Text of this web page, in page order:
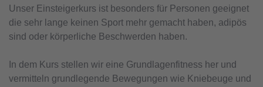
Unser Einsteigerkurs ist besonders für Personen geeignet
die sehr lange keinen Sport mehr gemacht haben, adipös
sind oder körperliche Beschwerden haben.
In dem Kurs stellen wir eine Grundlagenfitness her und
vermitteln grundlegende Bewegungen wie Kniebeuge und